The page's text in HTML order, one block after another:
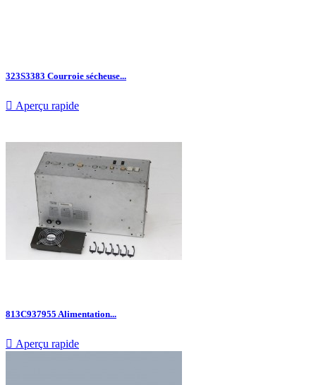
323S3383 Courroie sécheuse...
 Aperçu rapide
813C937955 Alimentation...
 Aperçu rapide